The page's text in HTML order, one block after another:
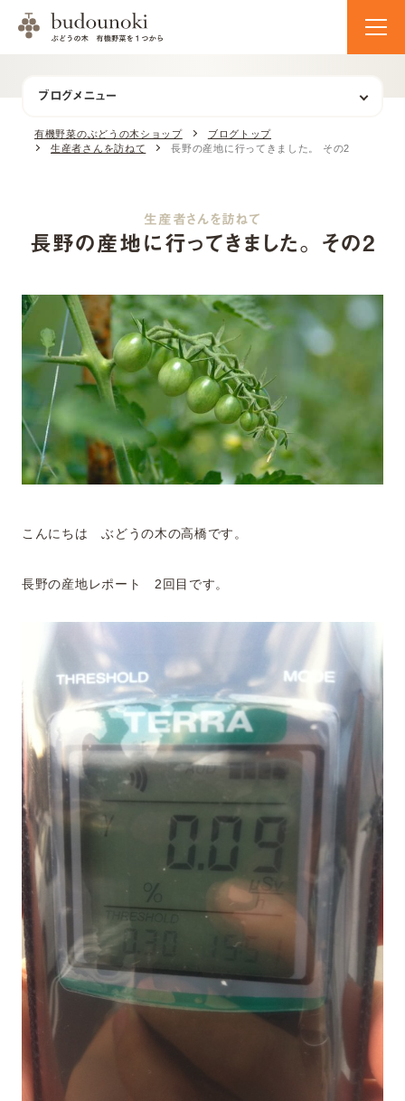
ブログメニュー
有機野菜のぶどうの木ショップ
ブログトップ
生産者さんを訪ねて
長野の産地に行ってきました。 その2
長野の産地に行ってきました。 その2
生産者さんを訪ねて
こんにちは ぶどうの木の高橋です。
長野の産地レポート 2回目です。